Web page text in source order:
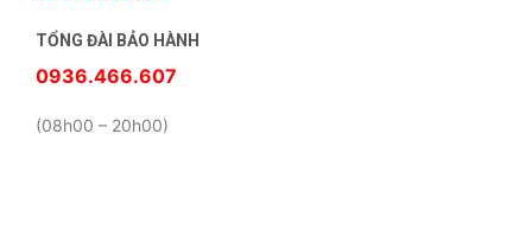
TỔNG ĐÀI BẢO HÀNH
0936.466.607
(08h00 – 20h00)